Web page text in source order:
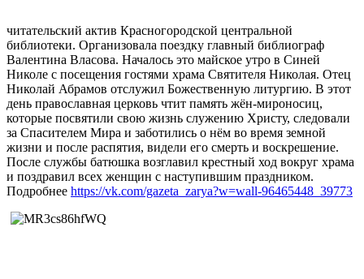
читательский актив Красногородской центральной
библиотеки. Организовала поездку главный библиограф
Валентина Власова. Началось это майское утро в Синей
Николе с посещения гостями храма Святителя Николая. Отец
Николай Абрамов отслужил Божественную литургию. В этот
день православная церковь чтит память жён-мироносиц,
которые посвятили свою жизнь служению Христу, следовали
за Спасителем Мира и заботились о нём во время земной
жизни и после распятия, видели его смерть и воскрешение.
После службы батюшка возглавил крестный ход вокруг храма
и поздравил всех женщин с наступившим праздником.
Подробнее https://vk.com/gazeta_zarya?w=wall-96465448_39773